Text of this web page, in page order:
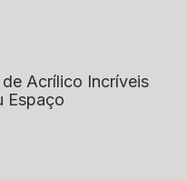
de Acrílico Incríveis
Espaço